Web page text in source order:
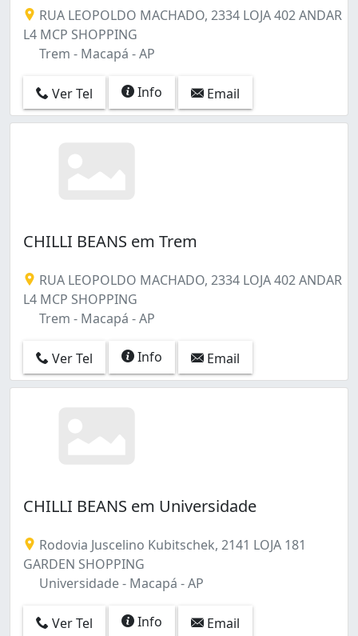
RUA LEOPOLDO MACHADO, 2334 LOJA 402 ANDAR
L4 MCP SHOPPING
Trem - Macapá - AP
Ver Tel Info Email
CHILLI BEANS em Trem
RUA LEOPOLDO MACHADO, 2334 LOJA 402 ANDAR
L4 MCP SHOPPING
Trem - Macapá - AP
Ver Tel Info Email
CHILLI BEANS em Universidade
Rodovia Juscelino Kubitschek, 2141 LOJA 181
GARDEN SHOPPING
Universidade - Macapá - AP
Ver Tel Info Email